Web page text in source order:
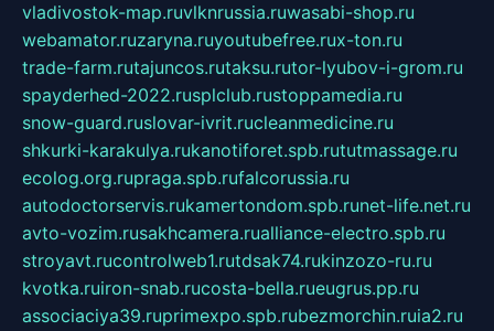
vladivostok-map.ruvlknrussia.ruwasabi-shop.ru
webamator.ruzaryna.ruyoutubefree.rux-ton.ru
trade-farm.rutajuncos.rutaksu.rutor-lyubov-i-grom.ru
spayderhed-2022.rusplclub.rustoppamedia.ru
snow-guard.ruslovar-ivrit.rucleanmedicine.ru
shkurki-karakulya.rukanotiforet.spb.rututmassage.ru
ecolog.org.rupraga.spb.rufalcorussia.ru
autodoctorservis.rukamertondom.spb.runet-life.net.ru
avto-vozim.rusakhcamera.rualliance-electro.spb.ru
stroyavt.rucontrolweb1.rutdsak74.rukinzozo-ru.ru
kvotka.ruiron-snab.rucosta-bella.rueugrus.pp.ru
associaciya39.ruprimexpo.spb.rubezmorchin.ruia2.ru